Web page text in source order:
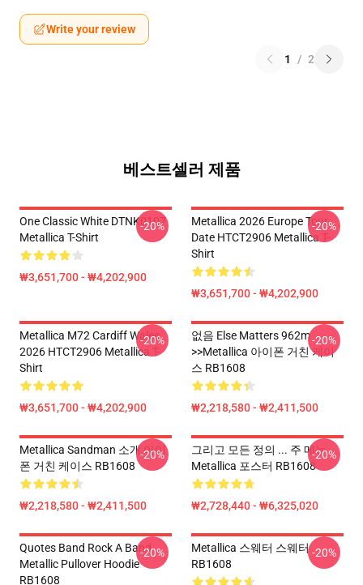
Write your review
1 / 2
베스트셀러 제품
One Classic White DTNK0107
Metallica T-Shirt
₩3,651,700 - ₩4,202,900
-20%
Metallica 2026 Europe Tour
Date HTCT2906 Metallica T-
Shirt
₩3,651,700 - ₩4,202,900
-20%
Metallica M72 Cardiff Wales
2026 HTCT2906 Metallica T-
Shirt
₩3,651,700 - ₩4,202,900
-20%
없음 Else Matters 962m
>>metallica 아이폰 거친 케이
스 RB1608
₩2,218,580 - ₩2,411,500
-20%
Metallica Sandman 소개 아이
폰 거친 케이스 RB1608
₩2,218,580 - ₩2,411,500
-20%
그리고 모든 정의 ... 주 메뉴
Metallica 포스터 RB1608
₩2,728,440 - ₩6,325,020
-20%
Quotes Band Rock A Band
Metallic Pullover Hoodie
RB1608
-20%
Metallica 스웨터 스웨터
RB1608
-20%